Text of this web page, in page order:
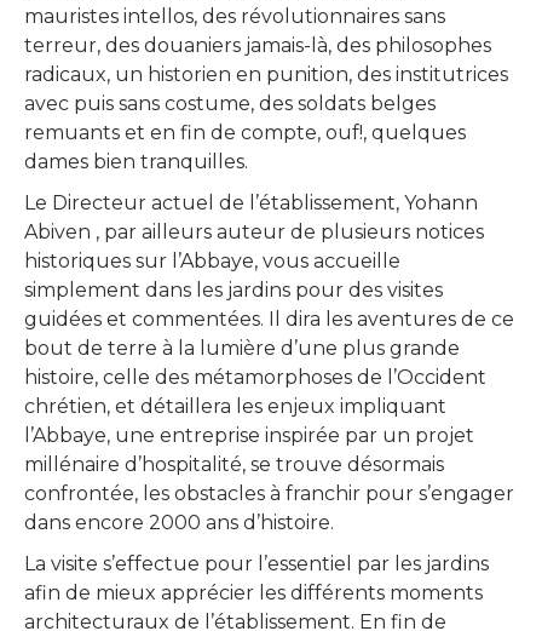
mauristes intellos, des révolutionnaires sans
terreur, des douaniers jamais-là, des philosophes
radicaux, un historien en punition, des institutrices
avec puis sans costume, des soldats belges
remuants et en fin de compte, ouf!, quelques
dames bien tranquilles.
Le Directeur actuel de l’établissement, Yohann
Abiven , par ailleurs auteur de plusieurs notices
historiques sur l’Abbaye, vous accueille
simplement dans les jardins pour des visites
guidées et commentées. Il dira les aventures de ce
bout de terre à la lumière d’une plus grande
histoire, celle des métamorphoses de l’Occident
chrétien, et détaillera les enjeux impliquant
l’Abbaye, une entreprise inspirée par un projet
millénaire d’hospitalité, se trouve désormais
confrontée, les obstacles à franchir pour s’engager
dans encore 2000 ans d’histoire.
La visite s’effectue pour l’essentiel par les jardins
afin de mieux apprécier les différents moments
architecturaux de l’établissement. En fin de